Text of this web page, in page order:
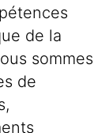
de la
sommes
de